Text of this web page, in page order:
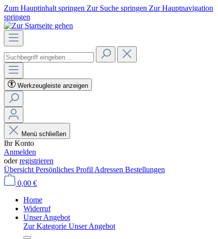
Zum Hauptinhalt springen Zur Suche springen Zur Hauptnavigation
springen
Werkzeugleiste anzeigen
Menü schließen
Ihr Konto
Anmelden
oderregistrieren
Übersicht Persönliches Profil Adressen Bestellungen
0,00 €
Home
Widerruf
Unser Angebot
Zur Kategorie Unser Angebot